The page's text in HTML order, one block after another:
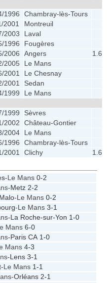
1996
Chambray-lès-Tours
2001
Montreuil
2003
Laval
1996
Fougères
2006 Angers
1.65
2005
Le Mans
2001
Le Chesnay
2001
Sedan
1999
Le Mans
1999
Sèvres
2002
Château-Gontier
2004
Le Mans
1996
Chambray-lès-Tours
2001 Clichy 1.69
-Le Mans 0-2
Metz 2-2
-Le Mans 0-2
-Le Mans 3-1
La Roche-sur-Yon 1-0
Mans 6-0
Paris CA 1-0
Mans 4-3
Lens 3-1
-Le Mans 1-1
Orléans 2-1